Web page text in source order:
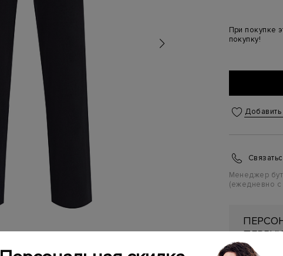
При покупке
покупку!
Менеджер
(ежедневно